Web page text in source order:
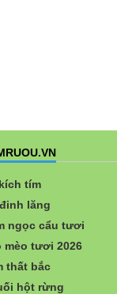
tím
lăng
ngọc cẩu tươi
mèo tươi 2026
thất bắc
hột rừng